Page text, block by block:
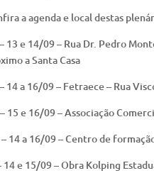
a agenda e local destas
13 e 14/09 – Rua Dr. Pedro
a Santa Casa
14 a 16/09 – Fetraece – Rua
15 e 16/09 – Associação
– 14 a 16/09 – Centro de
14 e 15/09 – Obra Kolping